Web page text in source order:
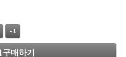
-1
구매하기